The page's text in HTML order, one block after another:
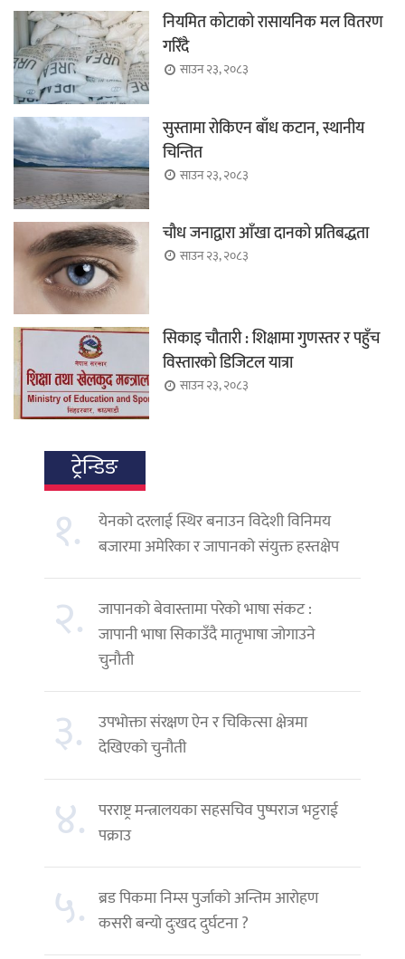
नियमित कोटाको रासायनिक मल वितरण
गरिँदै
साउन २३, २०८३
सुस्तामा रोकिएन बाँध कटान, स्थानीय
चिन्तित
साउन २३, २०८३
चौध जनाद्वारा आँखा दानको प्रतिबद्धता
साउन २३, २०८३
सिकाइ चौतारी : शिक्षामा गुणस्तर र पहुँच
विस्तारको डिजिटल यात्रा
साउन २३, २०८३
ट्रेन्डिङ
१.
येनको दरलाई स्थिर बनाउन विदेशी विनिमय
बजारमा अमेरिका र जापानको संयुक्त हस्तक्षेप
२. जापानको बेवास्तामा परेको भाषा संकट :
जापानी भाषा सिकाउँदै मातृभाषा जोगाउने
चुनौती
३.
उपभोक्ता संरक्षण ऐन र चिकित्सा क्षेत्रमा
देखिएको चुनौती
४. परराष्ट्र मन्त्रालयका सहसचिव पुष्पराज भट्टराई
पक्राउ
५. ब्रड पिकमा निम्स पुर्जाको अन्तिम आरोहण
कसरी बन्यो दुःखद दुर्घटना ?